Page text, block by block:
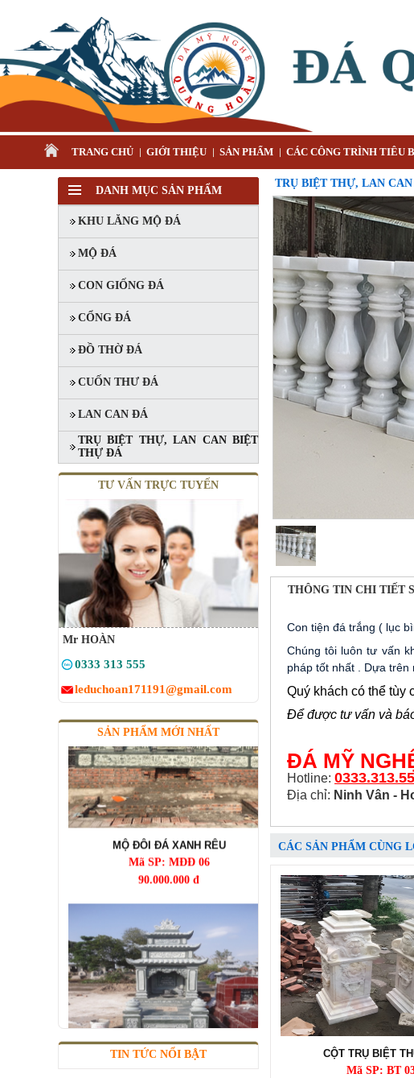
TRANG CHỦ GIỚI THIỆU SẢN PHẨM CÁC CÔNG TRÌNH TIÊU
DANH MỤC SẢN PHẨM
KHU LĂNG MỘ ĐÁ
MỘ ĐÁ
CON GIỐNG ĐÁ
CỔNG ĐÁ
ĐỒ THỜ ĐÁ
CUỐN THƯ ĐÁ
LAN CAN ĐÁ
TRỤ BIỆT THỰ, LAN CAN BIỆT
THỰ ĐÁ
TƯ VẤN TRỰC TUYẾN
Mr HOÀN
0333 313 555
leduchoan171191@gmail.com
SẢN PHẨM MỚI NHẤT
MỘ ĐÔI ĐÁ XANH RÊU
Mã SP: MĐĐ 06
90.000.000 đ
MỘ ĐÁ BA MÁI XANH RÊU
Mã SP: MBMĐ 03
TIN TỨC NỔI BẬT
TRỤ BIỆT THỰ, LAN
THÔNG TIN CHI TIẾT
Con tiện đá trắng ( lục
Chúng tôi luôn tư vấn
pháp tốt nhất . Dựa trên
Quý khách có thể tùy
Để được tư vấn và
ĐÁ MỸ
Hotline:
Địa chỉ: Ninh Vân -
CÁC SẢN PHẨM CÙNG
CỘT TRỤ BIỆT
Mã SP: BT